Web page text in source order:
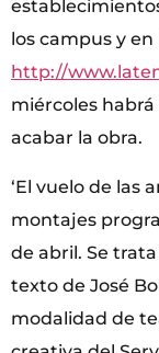
los campus y
http://
miércoles
acabar la obra.
‘El vuelo de las
montajes
de abril. Se
texto de José
modalidad de